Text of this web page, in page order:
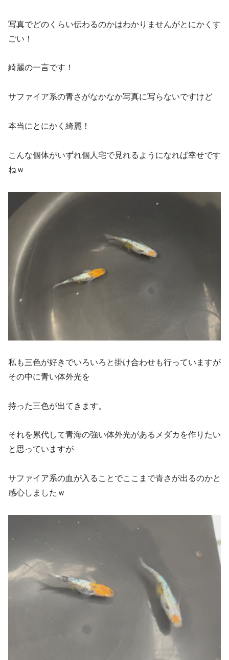
写真でどのくらい伝わるのかはわかりませんがとにかくす
ごい！
綺麗の一言です！
サファイア系の青さがなかなか写真に写らないですけど
本当にとにかく綺麗！
こんな個体がいずれ個人宅で見れるようになれば幸せです
ねｗ
私も三色が好きでいろいろと掛け合わせも行っていますが
その中に青い体外光を
持った三色が出てきます。
それを累代して青海の強い体外光があるメダカを作りたい
と思っていますが
サファイア系の血が入ることでここまで青さが出るのかと
感心しましたｗ